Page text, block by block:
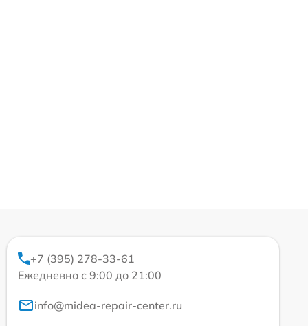
+7 (395) 278-33-61
Ежедневно с 9:00 до 21:00
info@midea-repair-center.ru